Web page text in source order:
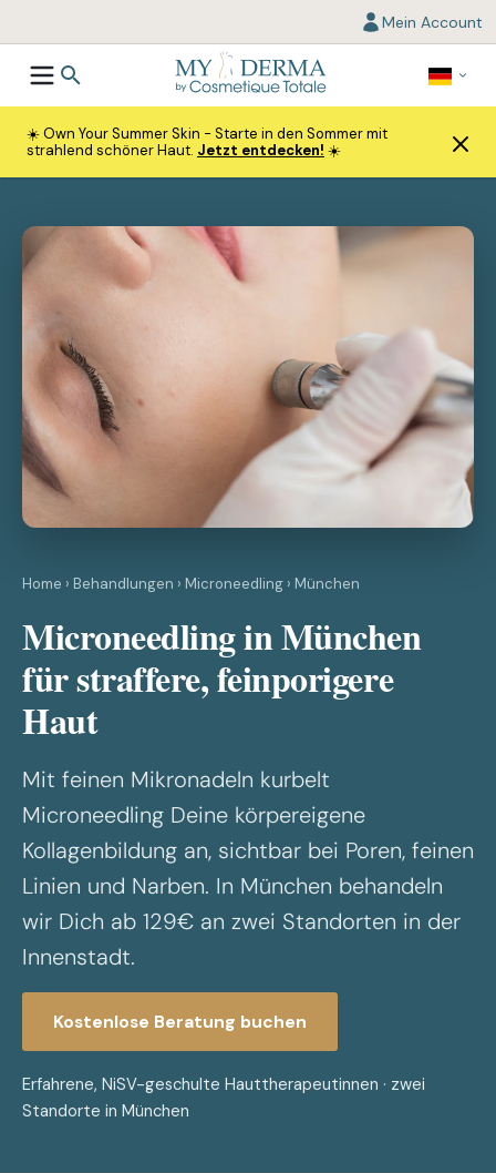
Mein Account
☀️ Own Your Summer Skin - Starte in den Sommer mit
strahlend schöner Haut. Jetzt entdecken! ☀️
Home › Behandlungen › Microneedling › München
Microneedling in München
für straffere, feinporigere
Haut
Mit feinen Mikronadeln kurbelt
Microneedling Deine körpereigene
Kollagenbildung an, sichtbar bei Poren, feinen
Linien und Narben. In München behandeln
wir Dich ab 129€ an zwei Standorten in der
Innenstadt.
Kostenlose Beratung buchen
Erfahrene, NiSV-geschulte Hauttherapeutinnen · zwei
Standorte in München